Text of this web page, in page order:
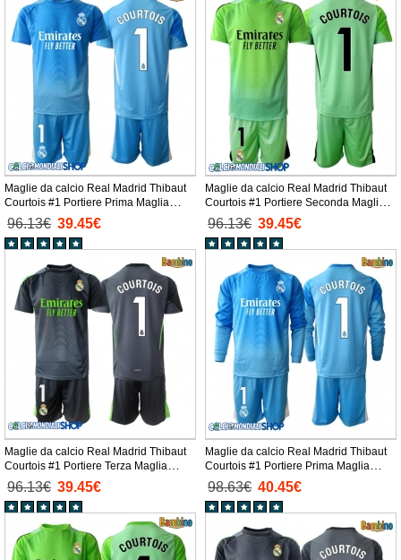
Maglie da calcio Real Madrid Thibaut
Courtois #1 Portiere Prima Maglia
Bambino 2025-26 Manica Corta +
Pantaloni corti)
96.13€ 39.45€
Maglie da calcio Real Madrid Thibaut
Courtois #1 Portiere Seconda Maglia
Bambino 2025-26 Manica Corta +
Pantaloni corti)
96.13€ 39.45€
Maglie da calcio Real Madrid Thibaut
Courtois #1 Portiere Terza Maglia
Bambino 2025-26 Manica Corta +
Pantaloni corti)
96.13€ 39.45€
Maglie da calcio Real Madrid Thibaut
Courtois #1 Portiere Prima Maglia
Bambino 2025-26 Manica Lunga +
Pantaloni corti)
98.63€ 40.45€